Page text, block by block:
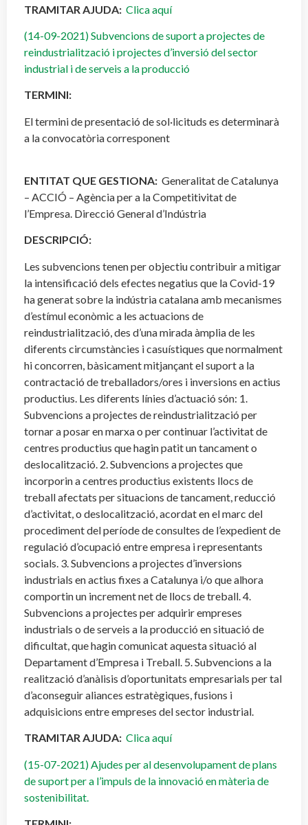
TRAMITAR AJUDA: Clica aquí
(14-09-2021) Subvencions de suport a projectes de
reindustrialització i projectes d’inversió del sector
industrial i de serveis a la producció
TERMINI:
El termini de presentació de sol·licituds es determinarà
a la convocatòria corresponent
ENTITAT QUE GESTIONA: Generalitat de Catalunya
– ACCIÓ – Agència per a la Competitivitat de
l’Empresa. Direcció General d’Indústria
DESCRIPCIÓ:
Les subvencions tenen per objectiu contribuir a mitigar
la intensificació dels efectes negatius que la Covid-19
ha generat sobre la indústria catalana amb mecanismes
d’estímul econòmic a les actuacions de
reindustrialització, des d’una mirada àmplia de les
diferents circumstàncies i casuístiques que normalment
hi concorren, bàsicament mitjançant el suport a la
contractació de treballadors/ores i inversions en actius
productius. Les diferents línies d’actuació són: 1.
Subvencions a projectes de reindustrialització per
tornar a posar en marxa o per continuar l’activitat de
centres productius que hagin patit un tancament o
deslocalització. 2. Subvencions a projectes que
incorporin a centres productius existents llocs de
treball afectats per situacions de tancament, reducció
d’activitat, o deslocalització, acordat en el marc del
procediment del període de consultes de l’expedient de
regulació d’ocupació entre empresa i representants
socials. 3. Subvencions a projectes d’inversions
industrials en actius fixes a Catalunya i/o que alhora
comportin un increment net de llocs de treball. 4.
Subvencions a projectes per adquirir empreses
industrials o de serveis a la producció en situació de
dificultat, que hagin comunicat aquesta situació al
Departament d’Empresa i Treball. 5. Subvencions a la
realització d’anàlisis d’oportunitats empresarials per tal
d’aconseguir aliances estratègiques, fusions i
adquisicions entre empreses del sector industrial.
TRAMITAR AJUDA: Clica aquí
(15-07-2021) Ajudes per al desenvolupament de plans
de suport per a l’impuls de la innovació en màteria de
sostenibilitat.